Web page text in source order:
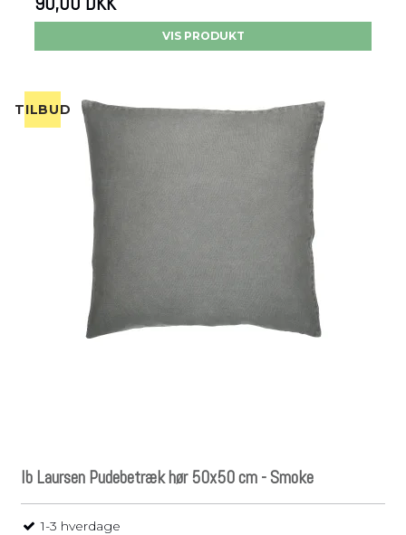
VIS PRODUKT
TILBUD
Ib Laursen Pudebetræk hør 50x50 cm - Smoke
1-3 hverdage